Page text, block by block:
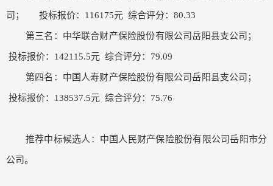
司； 投标报价：116175元 综合评分：80.33
第三名：中华联合财产保险股份有限公司岳阳县支公司；
投标报价：142115.5元 综合评分：79.09
第四名：中国人寿财产保险股份有限公司岳阳县支公司；
投标报价：138537.5元 综合评分：75.76
推荐中标候选人：中国人民财产保险股份有限公司岳阳市分
公司。